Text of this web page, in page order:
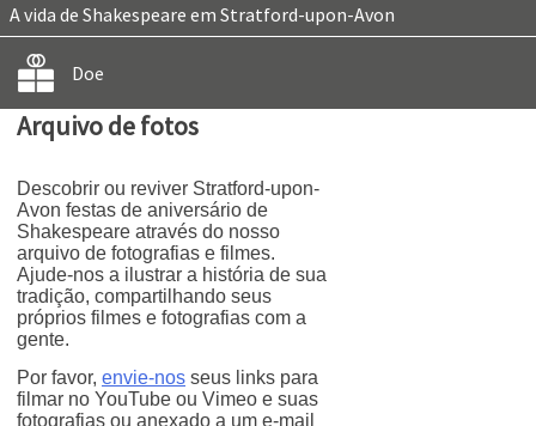
A vida de Shakespeare em Stratford-upon-Avon
Doe
Arquivo de fotos
Descobrir ou reviver Stratford-upon-
Avon festas de aniversário de
Shakespeare através do nosso
arquivo de fotografias e filmes.
Ajude-nos a ilustrar a história de sua
tradição, compartilhando seus
próprios filmes e fotografias com a
gente.
Por favor, envie-nos seus links para
filmar no YouTube ou Vimeo e suas
fotografias ou anexado a um e-mail